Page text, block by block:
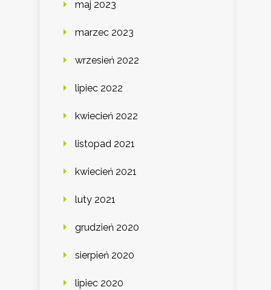
maj 2023
marzec 2023
wrzesień 2022
lipiec 2022
kwiecień 2022
listopad 2021
kwiecień 2021
luty 2021
grudzień 2020
sierpień 2020
lipiec 2020